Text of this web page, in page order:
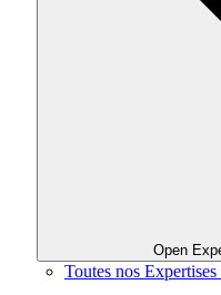
Open
Toutes nos